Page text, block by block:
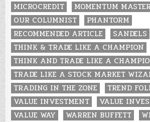
MICROCREDIT
MOMENTUM
OUR COLUMNIST
PHANTORM
RECOMMENDED ARTICLE
SANDELS
THINK & TRADE LIKE A CHAMPION
THINK AND TRADE LIKE A
TRADE LIKE A STOCK MARKET
TRADING IN THE ZONE
TREND
VALUE INVESTMENT
VALUE
VALUE WAY
WARREN BUFFETT